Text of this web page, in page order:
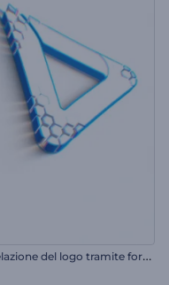
R
ivelazione del logo tramite formatura pulita